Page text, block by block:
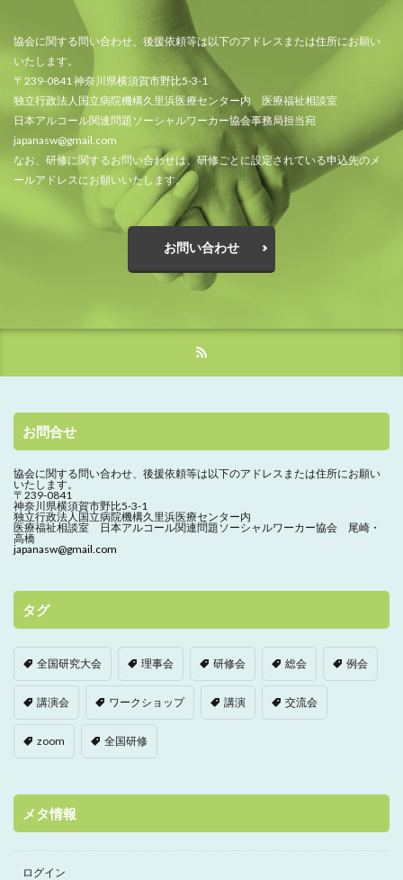
協会に関する問い合わせ、後援依頼等は以下のアドレスまたは住所にお願い
いたします。
〒239-0841 神奈川県横須賀市野比5-3-1
独立行政法人国立病院機構久里浜医療センター内 医療福祉相談室
日本アルコール関連問題ソーシャルワーカー協会事務局担当宛
japanasw@gmail.com
なお、研修に関するお問い合わせは、研修ごとに設定されている申込先のメ
ールアドレスにお願いいたします。
お問い合わせ
お問合せ
協会に関する問い合わせ、 後援依頼等は以下のアドレスまたは住所にお願い
いたします。
〒239-0841
神奈川県横須賀市野比5-3-1
独立行政法人国立病院機構久里浜医療センター内
医療福祉相談室 日本アルコール関連問題ソーシャルワーカー協会 尾崎・
高橋
japanasw@gmail.com
タグ
全国研究大会 理事会 研修会 総会 例会
講演会 ワークショップ 講演 交流会
zoom 全国研修
メタ情報
ログイン